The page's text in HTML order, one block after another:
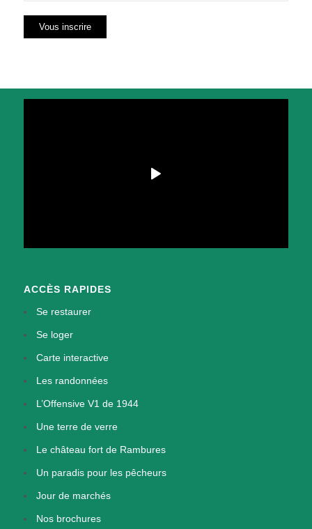
ACCÈS RAPIDES
Se restaurer
Se loger
Carte interactive
Les randonnées
L’Offensive V1 de 1944
Une terre de verre
Le château fort de Rambures
Un paradis pour les pêcheurs
Jour de marchés
Nos brochures